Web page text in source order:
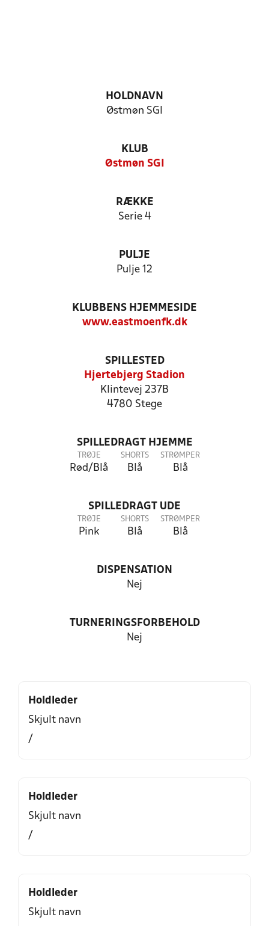
HOLDNAVN
Østmøn SGI
KLUB
Østmøn SGI
RÆKKE
Serie 4
PULJE
Pulje 12
KLUBBENS HJEMMESIDE
www.eastmoenfk.dk
SPILLESTED
Hjertebjerg Stadion
Klintevej 237B
4780 Stege
SPILLEDRAGT HJEMME
TRØJE
Rød/Blå
SHORTS
Blå
STRØMPER
Blå
SPILLEDRAGT UDE
TRØJE
Pink
SHORTS
Blå
STRØMPER
Blå
DISPENSATION
Nej
TURNERINGSFORBEHOLD
Nej
Holdleder
Skjult navn
/
Holdleder
Skjult navn
/
Holdleder
Skjult navn